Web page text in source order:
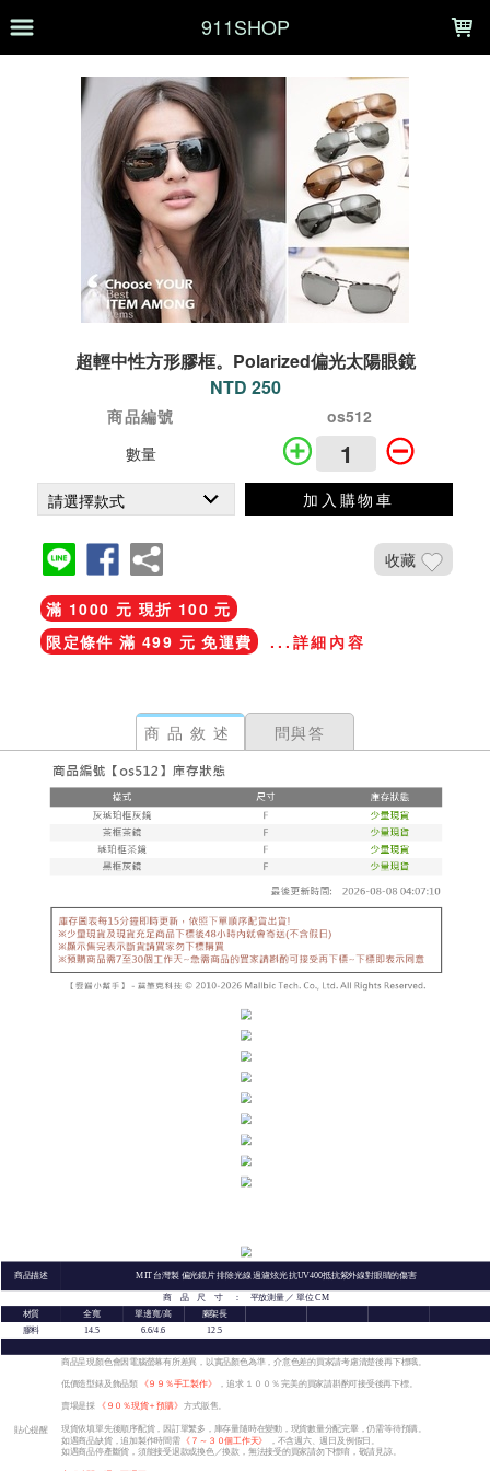
911SHOP
超輕中性方形膠框。Polarized偏光太陽眼鏡
NTD 250
商品編號
os512
數量
加入購物車
收藏
滿 1000 元 現折 100 元
限定條件 滿 499 元 免運費
...詳細內容
商品敘述 問與答